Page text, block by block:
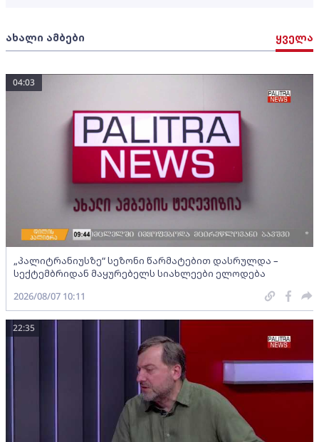
ახალი ამბები ყველა
„პალიტრანიუსზე“ სეზონი წარმატებით დასრულდა –
სექტემბრიდან მაყურებელს სიახლეები ელოდება
04:03
2026/08/07 10:11
22:35